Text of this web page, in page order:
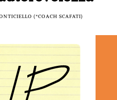
(*COACH SCAFATI)